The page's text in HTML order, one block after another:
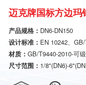
迈克牌国标方边玛
产品规格： DN6-DN150
设计标准： EN 10242、
材质： GB/T9440-2010-可
尺寸范围： 1/8"(DN6)-